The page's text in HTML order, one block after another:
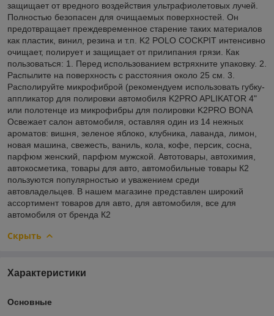
защищает от вредного воздействия ультрафиолетовых лучей.
Полностью безопасен для очищаемых поверхностей. Он
предотвращает преждевременное старение таких материалов
как пластик, винил, резина и т.п. K2 POLO COCKPIT интенсивно
очищает, полирует и защищает от прилипания грязи. Как
пользоваться: 1. Перед использованием встряхните упаковку. 2.
Распылите на поверхность с расстояния около 25 см. 3.
Располируйте микрофиброй (рекомендуем использовать губку-
аппликатор для полировки автомобиля K2PRO APLIKATOR 4"
или полотенце из микрофибры для полировки K2PRO BONA
Освежает салон автомобиля, оставляя один из 14 нежных
ароматов: вишня, зеленое яблоко, клубника, лаванда, лимон,
новая машина, свежесть, ваниль, кола, кофе, персик, сосна,
парфюм женский, парфюм мужской. Автотовары, автохимия,
автокосметика, товары для авто, автомобильные товары К2
пользуются популярностью и уважением среди
автовладельцев. В нашем магазине представлен широкий
ассортимент товаров для авто, для автомобиля, все для
автомобиля от бренда К2
Скрыть
Характеристики
Основные